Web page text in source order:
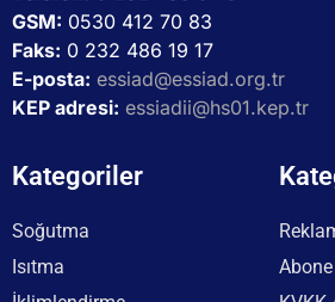
GSM: 0530 412 70 83
Faks: 0 232 486 19 17
E-posta: essiad@essiad.org.tr
KEP adresi: essiadii@hs01.kep.tr
Kategoriler
Soğutma
Isıtma
Abone